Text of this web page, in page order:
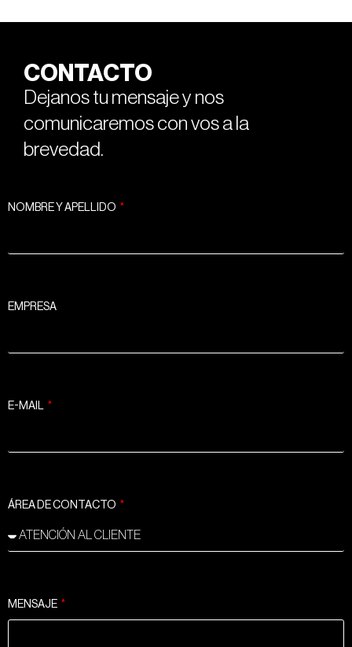
CONTACTO
Dejanos tu mensaje y nos
comunicaremos con vos a la
brevedad.
NOMBRE Y APELLIDO
EMPRESA
E-MAIL
ÁREA DE CONTACTO
MENSAJE